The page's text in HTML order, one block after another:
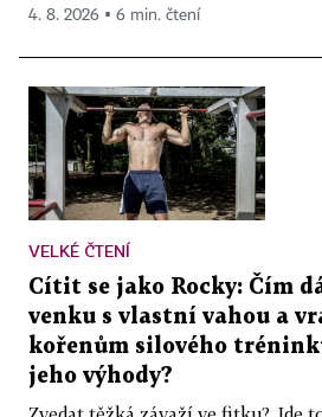
4. 8. 2026 ▪ 6 min. čtení
VELKÉ ČTENÍ
Cítit se jako Rocky: Čím
venku s vlastní vahou a
kořenům silového
jeho výhody?